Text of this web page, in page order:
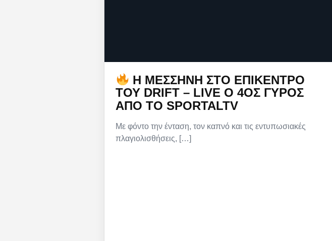
Η ΜΕΣΣΉΝΗ ΣΤΟ ΕΠΊΚΕΝΤΡΟ
ΤΟΥ DRIFT – LIVE Ο 4ΟΣ ΓΎΡΟΣ
ΑΠΌ ΤΟ SPORTALTV
Με φόντο την ένταση, τον καπνό και τις εντυπωσιακές
πλαγιολισθήσεις, […]